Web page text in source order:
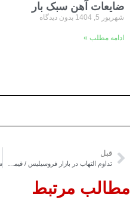
ضایعات آهن سبک بار
شهریور 5, 1404 بدون دیدگاه
ادامه مطلب »
قبل
تداوم التهاب در بازار فروسیلیس / قیمت‌ها همچنان نامشخص است
مطالب مرتبط